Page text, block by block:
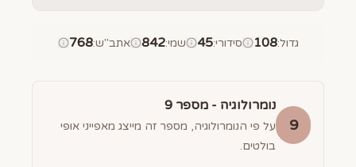
גדול:
108 סידורי:
45 שמי:
842 אתב"ש:
768
9
נומרולוגיה - מספר 9
על פי הנומרולוגיה, מספר זה מייצג מאפייני אופי
בולטים.